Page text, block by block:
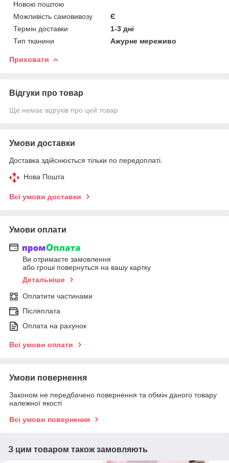
Новою поштою
Можливість самовивозу
Є
Термін доставки
1-3 дні
Тип тканини
Ажурне мереживо
Приховати
Відгуки про товар
Ще немає відгуків про цей товар
Умови доставки
Доставка здійснюється тільки по передоплаті.
Нова Пошта
Всі умови доставки
Умови оплати
Ви отримаєте замовлення
або гроші повернуться на вашу картку
Детальніше
Оплатити частинами
Післяплата
Оплата на рахунок
Всі умови оплати
Умови повернення
Законом не передбачено повернення та обмін даного товару
належної якості
Всі умови повернення
З цим товаром також замовляють